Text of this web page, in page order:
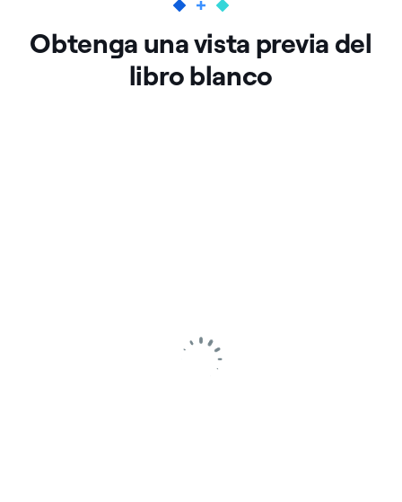
Obtenga una vista previa del
libro blanco